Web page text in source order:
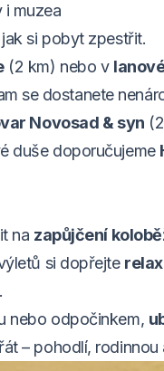
muzea
si pobyt zpestřit.
(2 km) nebo v
se dostanete
Novosad & syn
duše doporučujeme
na zapůjčení
si dopřejte
nebo odpočinkem,
– pohodlí,